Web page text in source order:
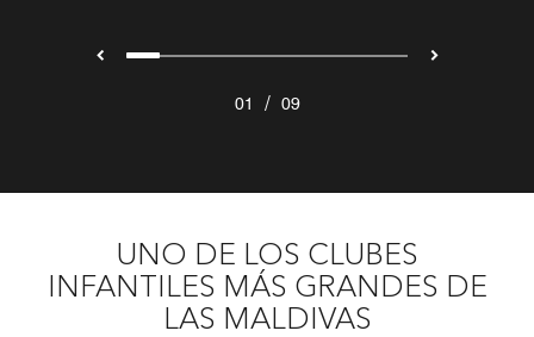
01 / 09
UNO DE LOS CLUBES
INFANTILES MÁS GRANDES DE
LAS MALDIVAS